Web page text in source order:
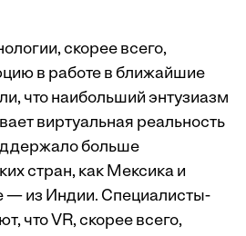
скорее всего,
в работе в ближайшие
что наибольший энтузиазм
виртуальная реальность
больше
стран, как Мексика и
— из Индии. Специалисты-
что VR, скорее всего,